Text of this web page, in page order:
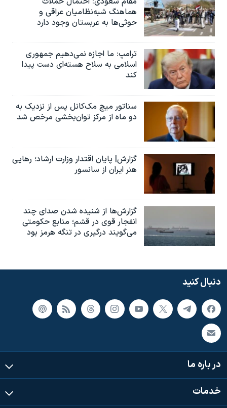
هماهنگ شبه‌نظامیان عراقی و
حوثی‌ها به عربستان وجود دارد
ترامپ: ما اجازه نمی‌دهیم جمهوری
اسلامی به سلاح هسته‌ای دست پیدا
کند
سناتور میچ مک‌کانل پس از نزدیک به
دو ماه از مرکز توان‌بخشی مرخص شد
گزارش| پایان اقتدار وزارت ارشاد؛ رهایی
هنر ایران از سانسور
گزارش‌ها از شنیده شدن صدای چند
انفجار قوی در قشم؛ منابع حکومتی
می‌گویند درگیری در تنگه هرمز بود
دنبال کنید
در باره ما
خدمات